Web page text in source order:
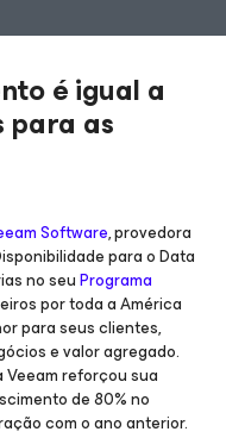
é igual a
para as
Software, provedora
para o Data
no seuPrograma
por toda a América
para seus clientes,
e valor agregado.
Veeam reforçou sua
de 80% no
com o ano anterior.